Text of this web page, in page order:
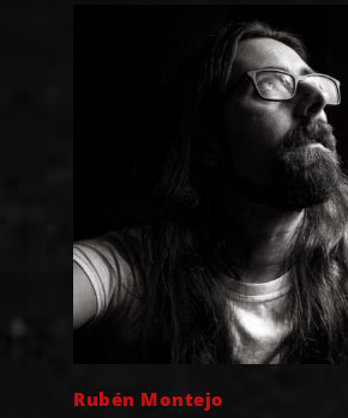
Rubén Montejo